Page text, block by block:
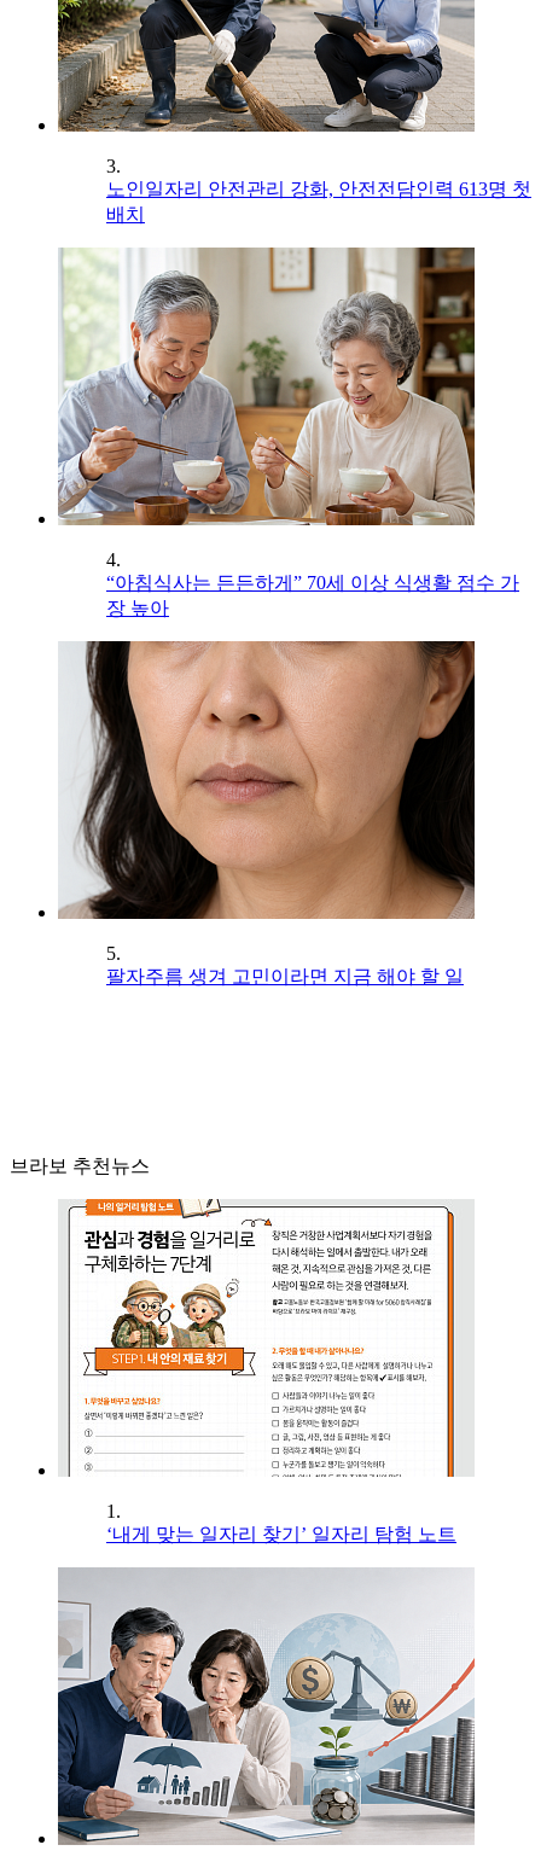
3.
노인일자리 안전관리 강화, 안전전담인력 613명 첫
배치
4.
“아침식사는 든든하게” 70세 이상 식생활 점수 가
장 높아
5.
팔자주름 생겨 고민이라면 지금 해야 할 일
브라보 추천뉴스
1.
‘내게 맞는 일자리 찾기’ 일자리 탐험 노트